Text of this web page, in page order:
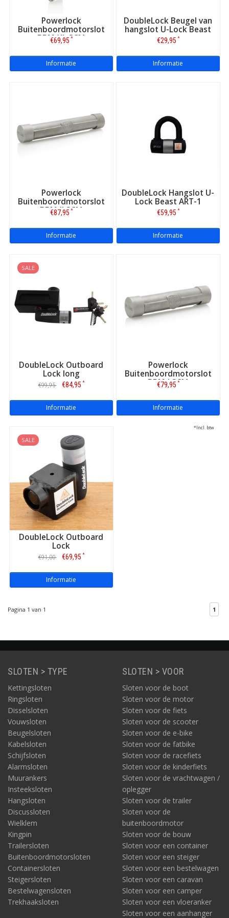
Powerlock
Buitenboordmotorslot
BBM-XL SCM
€69,95 *
Informatie
DoubleLock Beugel van
hangslot U-Lock Beast
€29,95 *
Informatie
Powerlock
Buitenboordmotorslot
BBM-II SCM
€87,95 *
Informatie
DoubleLock Hangslot U-
Lock Beast ART-1
€59,95 *
Informatie
SALE
DoubleLock Outboard
Lock long
€99,95 €84,95 *
Informatie
Powerlock
Buitenboordmotorslot
BBM-I SCM
€79,95 *
Informatie
SALE
DoubleLock Outboard
Lock
€91,00 €69,95 *
Informatie
*Incl. btw
Pagina 1 van 1 1
SLOTEN > TYPE
Kettingsloten
Ringsloten
Disselsloten
Vouwsloten
Beugelsloten
Kabelsloten
Schijfsloten
Alarmsloten
Muurankers
Insteeksloten
Hangsloten
Discussloten
Wielklem
Kingpin
Trailersloten
Buitenboordmotorsloten
Containersloten
Steigersloten
Bestelwagensloten
Trekhaaksloten
SLOTEN > VOOR
Sloten voor de boot
Sloten voor de motor
Sloten voor de fiets
Sloten voor de scooter
Sloten voor de e-bike
Sloten voor de fatbike
Sloten voor de racefiets
Sloten voor de kinderfiets
Sloten voor de vrachtwagen /
oplegger
Sloten voor de trailer
Sloten voor de
buitenboordmotor
Sloten voor de bouw
Sloten voor een container
Sloten voor een steiger
Sloten voor een bestelwagen
Sloten voor een caravan
Sloten voor een camper
Sloten voor een vloeranker
Sloten voor een aanhanger